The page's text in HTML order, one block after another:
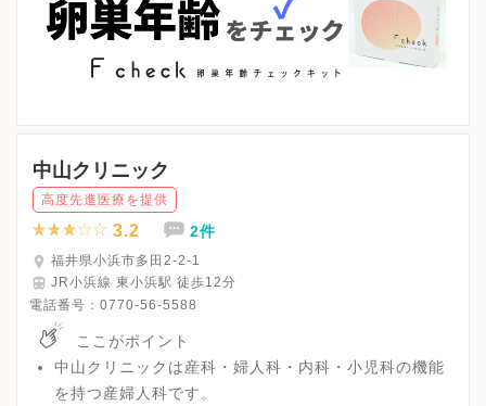
中山クリニック
高度先進医療を提供
3.2 2件
福井県小浜市多田2-2-1
JR小浜線 東小浜駅 徒歩12分
電話番号： 0770-56-5588
ここがポイント
中山クリニックは産科・婦人科・内科・小児科の機能
を持つ産婦人科です。